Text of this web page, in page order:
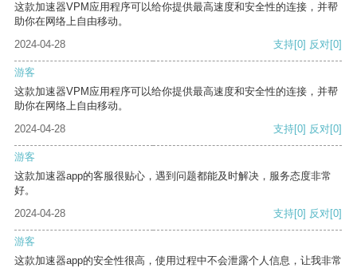
这款加速器VPM应用程序可以给你提供最高速度和安全性的连接，并帮
助你在网络上自由移动。
2024-04-28
支持[0] 反对[0]
游客
这款加速器VPM应用程序可以给你提供最高速度和安全性的连接，并帮
助你在网络上自由移动。
2024-04-28
支持[0] 反对[0]
游客
这款加速器app的客服很贴心，遇到问题都能及时解决，服务态度非常
好。
2024-04-28
支持[0] 反对[0]
游客
这款加速器app的安全性很高，使用过程中不会泄露个人信息，让我非常